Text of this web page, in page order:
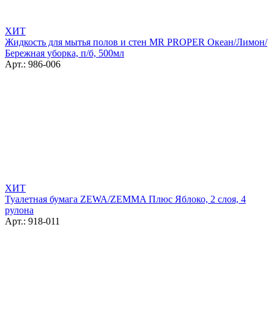
ХИТ
Жидкость для мытья полов и стен MR PROPER Океан/Лимон/
Бережная уборка, п/б, 500мл
Арт.: 986-006
ХИТ
Туалетная бумага ZEWA/ZEMMA Плюс Яблоко, 2 слоя, 4
рулона
Арт.: 918-011